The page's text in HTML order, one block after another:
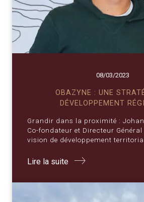
08/03/2023
OBAZYNE : UNE
DÉVELOPPEMENT
Grandir dans la proximité :
Co-fondateur et Directeur
vision de développement
Lire la suite